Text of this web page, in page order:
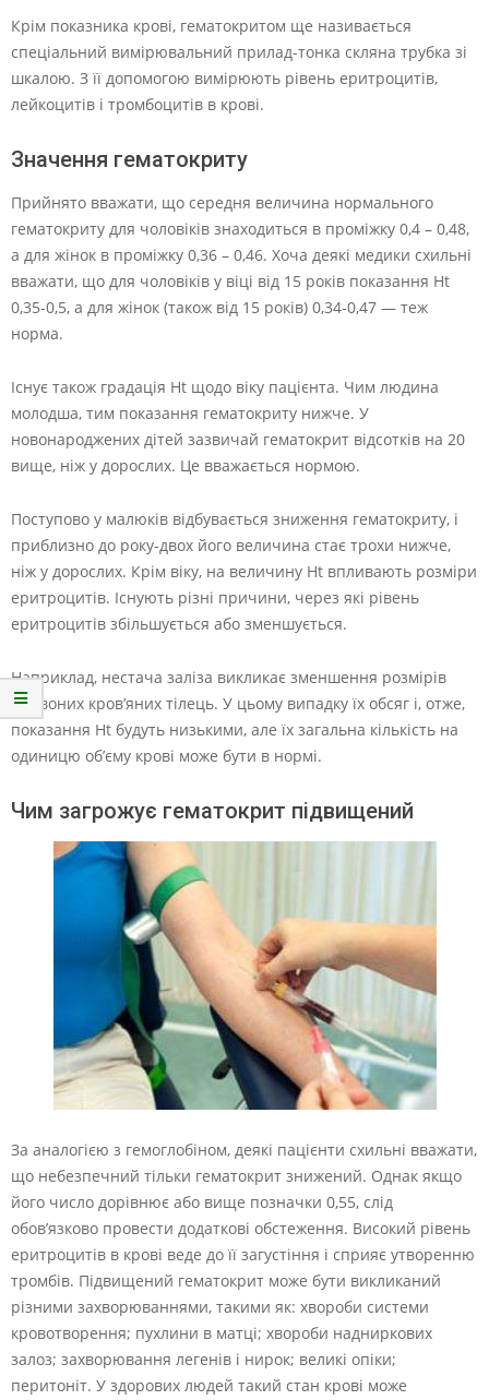
Крім показника крові, гематокритом ще називається
спеціальний вимірювальний прилад-тонка скляна трубка зі
шкалою. З її допомогою вимірюють рівень еритроцитів,
лейкоцитів і тромбоцитів в крові.
Значення гематокриту
Прийнято вважати, що середня величина нормального
гематокриту для чоловіків знаходиться в проміжку 0,4 – 0,48,
а для жінок в проміжку 0,36 – 0,46. Хоча деякі медики схильні
вважати, що для чоловіків у віці від 15 років показання Ht
0,35-0,5, а для жінок (також від 15 років) 0,34-0,47 — теж
норма.
Існує також градація Ht щодо віку пацієнта. Чим людина
молодша, тим показання гематокриту нижче. У
новонароджених дітей зазвичай гематокрит відсотків на 20
вище, ніж у дорослих. Це вважається нормою.
Поступово у малюків відбувається зниження гематокриту, і
приблизно до року-двох його величина стає трохи нижче,
ніж у дорослих. Крім віку, на величину Ht впливають розміри
еритроцитів. Існують різні причини, через які рівень
еритроцитів збільшується або зменшується.
Наприклад, нестача заліза викликає зменшення розмірів
червоних кров’яних тілець. У цьому випадку їх обсяг і, отже,
показання Ht будуть низькими, але їх загальна кількість на
одиницю об’єму крові може бути в нормі.
Чим загрожує гематокрит підвищений
За аналогією з гемоглобіном, деякі пацієнти схильні вважати,
що небезпечний тільки гематокрит знижений. Однак якщо
його число дорівнює або вище позначки 0,55, слід
обов’язково провести додаткові обстеження. Високий рівень
еритроцитів в крові веде до її загустіння і сприяє утворенню
тромбів. Підвищений гематокрит може бути викликаний
різними захворюваннями, такими як: хвороби системи
кровотворення; пухлини в матці; хвороби надниркових
залоз; захворювання легенів і нирок; великі опіки;
перитоніт. У здорових людей такий стан крові може